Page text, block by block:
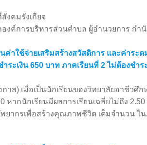
งคมรังเกียจ
งค์การบริหารส่วนตำบล ผู้อำนวยการ กำ
าใช้จ่ายเสริมสร้างสวัสดิการ และค่าระ
ะเงิน 650 บาท ภาคเรียนที่ 2 ไม่ต้องชำร
ส) เมื่อเป็นนักเรียนของวิทยาลัยอาชีวศึก
หากนักเรียนมีผลการเรียนเฉลี่ยไม่ถึง
ยากรเพื่อสร้างคุณภาพชีวิต เต็มจำนวน ใ